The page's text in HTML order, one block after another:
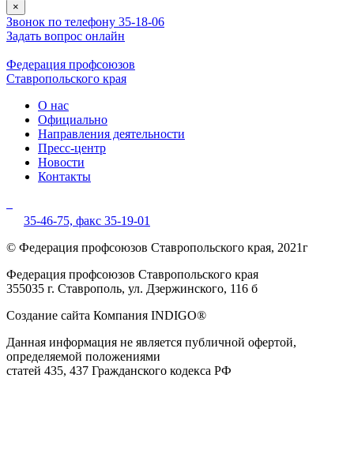
×
Звонок по телефону 35-18-06
Задать вопрос онлайн
Федерация профсоюзов
Ставропольского края
О нас
Официально
Направления деятельности
Пресс-центр
Новости
Контакты
35-46-75, факс 35-19-01
© Федерация профсоюзов Ставропольского края, 2021г
Федерация профсоюзов Ставропольского края
355035 г. Ставрополь, ул. Дзержинского, 116 б
Создание сайта Компания INDIGO®
Данная информация не является публичной офертой,
определяемой положениями
статей 435, 437 Гражданского кодекса РФ